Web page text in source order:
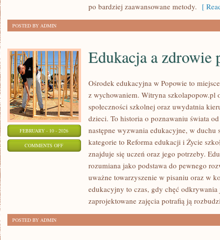
po bardziej zaawansowane metody. [
POSTED BY ADMIN
FEBRUARY - 10 - 2026
COMMENTS OFFON
PSYCHICZNE
Edukacja a zdrowie
Ośrodek edukacyjna w Popowie to
z wychowaniem. Witryna szkolapopow.pl
społeczności szkolnej oraz uwydatnia
dzieci. To historia o poznawaniu świata
następne wyzwania edukacyjne, w
kategorie to Reforma edukacji i Życie
znajduje się uczeń oraz jego potrzeby.
rozumiana jako podstawa do pewnego
uważne towarzyszenie w pisaniu oraz w
edukacyjny to czas, gdy chęć odkrywania
zaprojektowane zajęcia potrafią ją
POSTED BY ADMIN